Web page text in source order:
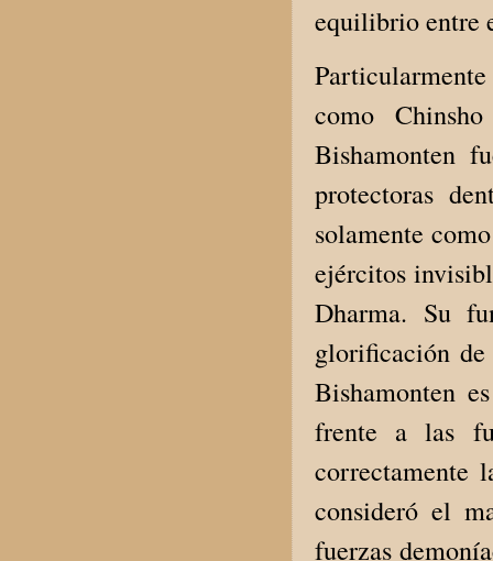
equilibrio entre
como
Bishamonten
protectoras
solamente
ejércitos
Dharma. Su
glorificación
Bishamonten
frente a las
correctamente
consideró el
fuerzas